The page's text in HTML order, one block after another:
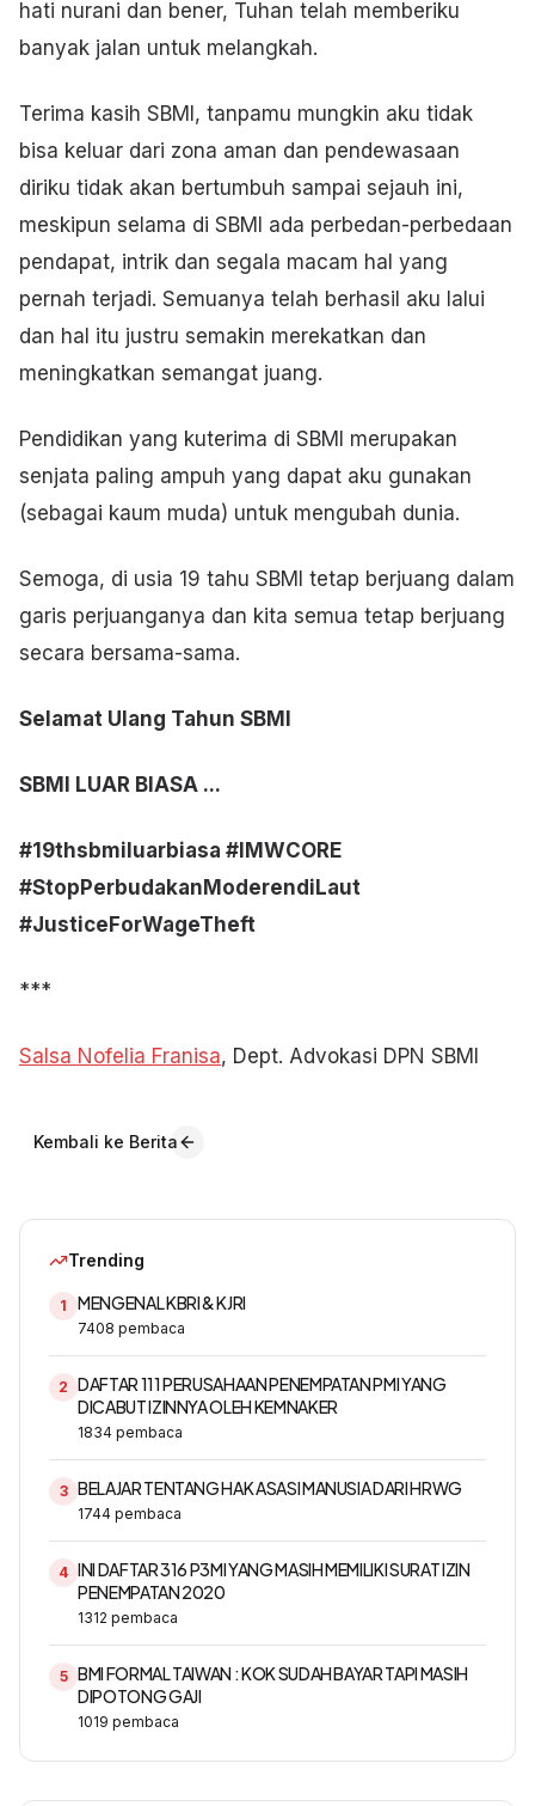
hati nurani dan bener, Tuhan telah memberiku
banyak jalan untuk melangkah.
Terima kasih SBMI, tanpamu mungkin aku tidak
bisa keluar dari zona aman dan pendewasaan
diriku tidak akan bertumbuh sampai sejauh ini,
meskipun selama di SBMI ada perbedan-perbedaan
pendapat, intrik dan segala macam hal yang
pernah terjadi. Semuanya telah berhasil aku lalui
dan hal itu justru semakin merekatkan dan
meningkatkan semangat juang.
Pendidikan yang kuterima di SBMI merupakan
senjata paling ampuh yang dapat aku gunakan
(sebagai kaum muda) untuk mengubah dunia.
Semoga, di usia 19 tahu SBMI tetap berjuang dalam
garis perjuanganya dan kita semua tetap berjuang
secara bersama-sama.
Selamat Ulang Tahun SBMI
SBMI LUAR BIASA ...
#19thsbmiluarbiasa #IMWCORE
#StopPerbudakanModerendiLaut
#JusticeForWageTheft
***
Salsa Nofelia Franisa, Dept. Advokasi DPN SBMI
Kembali ke Berita
Trending
1 MENGENAL KBRI & KJRI
7408 pembaca
2 DAFTAR 111 PERUSAHAAN PENEMPATAN PMI YANG
DICABUT IZINNYA OLEH KEMNAKER
1834 pembaca
3 BELAJAR TENTANG HAK ASASI MANUSIA DARI HRWG
1744 pembaca
4 INI DAFTAR 316 P3MI YANG MASIH MEMILIKI SURAT IZIN
PENEMPATAN 2020
1312 pembaca
5 BMI FORMAL TAIWAN : KOK SUDAH BAYAR TAPI MASIH
DIPOTONG GAJI
1019 pembaca